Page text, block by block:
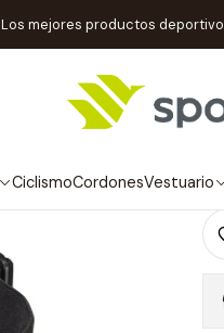
CiclismoCordonesVestuario
Los mejores productos
Accesorios Cinturones